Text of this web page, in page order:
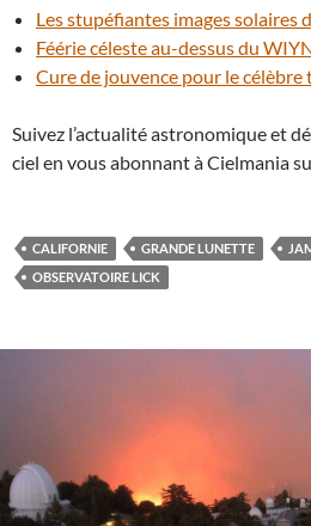
Les stupéfiantes images solaires
Féérie céleste au-dessus du
Cure de jouvence pour le
Suivez l’actualité astronomique et
ciel en vous abonnant à Cielmania
CALIFORNIE GRANDE LUNETTE
OBSERVATOIRE LICK